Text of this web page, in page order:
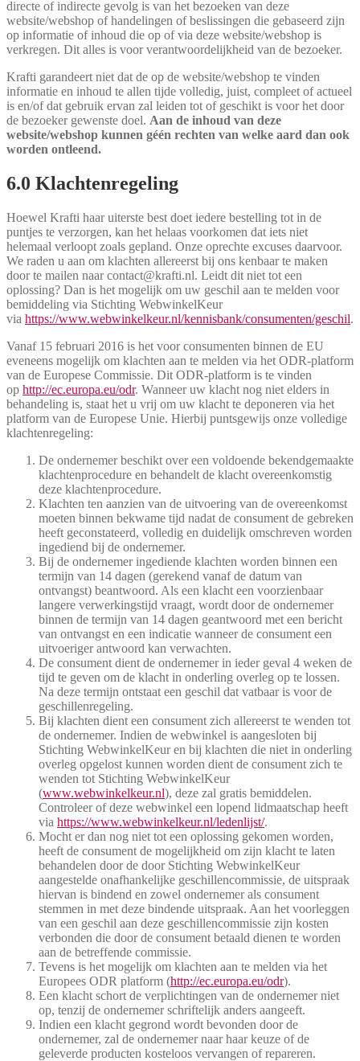
directe of indirecte gevolg is van het bezoeken van deze
website/webshop of handelingen of beslissingen die gebaseerd zijn
op informatie of inhoud die op of via deze website/webshop is
verkregen. Dit alles is voor verantwoordelijkheid van de bezoeker.
Krafti garandeert niet dat de op de website/webshop te vinden
informatie en inhoud te allen tijde volledig, juist, compleet of actueel
is en/of dat gebruik ervan zal leiden tot of geschikt is voor het door
de bezoeker gewenste doel. Aan de inhoud van deze
website/webshop kunnen géén rechten van welke aard dan ook
worden ontleend.
6.0 Klachtenregeling
Hoewel Krafti haar uiterste best doet iedere bestelling tot in de
puntjes te verzorgen, kan het helaas voorkomen dat iets niet
helemaal verloopt zoals gepland. Onze oprechte excuses daarvoor.
We raden u aan om klachten allereerst bij ons kenbaar te maken
door te mailen naar contact@krafti.nl. Leidt dit niet tot een
oplossing? Dan is het mogelijk om uw geschil aan te melden voor
bemiddeling via Stichting WebwinkelKeur
via https://www.webwinkelkeur.nl/kennisbank/consumenten/geschil.
Vanaf 15 februari 2016 is het voor consumenten binnen de EU
eveneens mogelijk om klachten aan te melden via het ODR-platform
van de Europese Commissie. Dit ODR-platform is te vinden
op http://ec.europa.eu/odr. Wanneer uw klacht nog niet elders in
behandeling is, staat het u vrij om uw klacht te deponeren via het
platform van de Europese Unie. Hierbij puntsgewijs onze volledige
klachtenregeling:
De ondernemer beschikt over een voldoende bekendgemaakte
klachtenprocedure en behandelt de klacht overeenkomstig
deze klachtenprocedure.
Klachten ten aanzien van de uitvoering van de overeenkomst
moeten binnen bekwame tijd nadat de consument de gebreken
heeft geconstateerd, volledig en duidelijk omschreven worden
ingediend bij de ondernemer.
Bij de ondernemer ingediende klachten worden binnen een
termijn van 14 dagen (gerekend vanaf de datum van
ontvangst) beantwoord. Als een klacht een voorzienbaar
langere verwerkingstijd vraagt, wordt door de ondernemer
binnen de termijn van 14 dagen geantwoord met een bericht
van ontvangst en een indicatie wanneer de consument een
uitvoeriger antwoord kan verwachten.
De consument dient de ondernemer in ieder geval 4 weken de
tijd te geven om de klacht in onderling overleg op te lossen.
Na deze termijn ontstaat een geschil dat vatbaar is voor de
geschillenregeling.
Bij klachten dient een consument zich allereerst te wenden tot
de ondernemer. Indien de webwinkel is aangesloten bij
Stichting WebwinkelKeur en bij klachten die niet in onderling
overleg opgelost kunnen worden dient de consument zich te
wenden tot Stichting WebwinkelKeur
(www.webwinkelkeur.nl), deze zal gratis bemiddelen.
Controleer of deze webwinkel een lopend lidmaatschap heeft
via https://www.webwinkelkeur.nl/ledenlijst/.
Mocht er dan nog niet tot een oplossing gekomen worden,
heeft de consument de mogelijkheid om zijn klacht te laten
behandelen door de door Stichting WebwinkelKeur
aangestelde onafhankelijke geschillencommissie, de uitspraak
hiervan is bindend en zowel ondernemer als consument
stemmen in met deze bindende uitspraak. Aan het voorleggen
van een geschil aan deze geschillencommissie zijn kosten
verbonden die door de consument betaald dienen te worden
aan de betreffende commissie.
Tevens is het mogelijk om klachten aan te melden via het
Europees ODR platform (http://ec.europa.eu/odr).
Een klacht schort de verplichtingen van de ondernemer niet
op, tenzij de ondernemer schriftelijk anders aangeeft.
Indien een klacht gegrond wordt bevonden door de
ondernemer, zal de ondernemer naar haar keuze of de
geleverde producten kosteloos vervangen of repareren.